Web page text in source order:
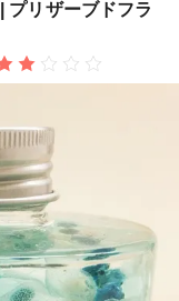
リザーブドフラ